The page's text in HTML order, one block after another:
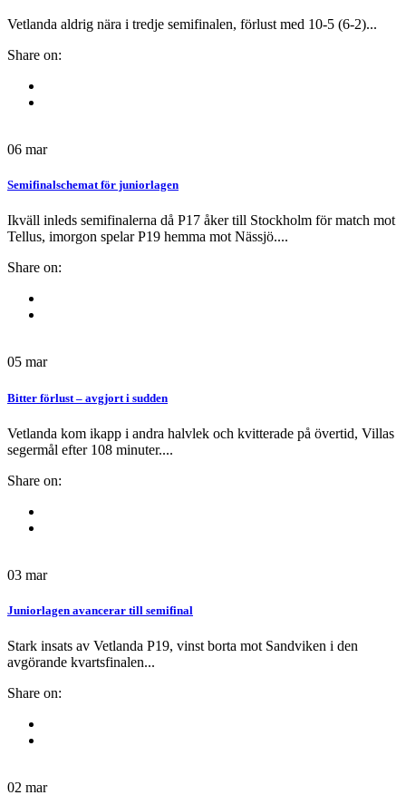
Vetlanda aldrig nära i tredje semifinalen, förlust med 10-5 (6-2)...
Share on:
06 mar
Semifinalschemat för juniorlagen
Ikväll inleds semifinalerna då P17 åker till Stockholm för match mot
Tellus, imorgon spelar P19 hemma mot Nässjö....
Share on:
05 mar
Bitter förlust – avgjort i sudden
Vetlanda kom ikapp i andra halvlek och kvitterade på övertid, Villas
segermål efter 108 minuter....
Share on:
03 mar
Juniorlagen avancerar till semifinal
Stark insats av Vetlanda P19, vinst borta mot Sandviken i den
avgörande kvartsfinalen...
Share on:
02 mar